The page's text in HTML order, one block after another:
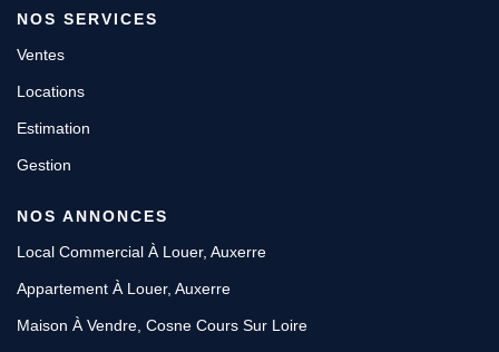
NOS SERVICES
Ventes
Locations
Estimation
Gestion
NOS ANNONCES
Local Commercial À Louer, Auxerre
Appartement À Louer, Auxerre
Maison À Vendre, Cosne Cours Sur Loire